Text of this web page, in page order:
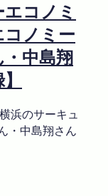
コノミ
ノミー
中島翔
浜のサーキュ
・中島翔さん